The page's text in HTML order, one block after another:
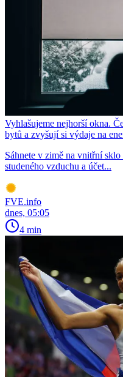
Vyhlašujeme nejhorší okna.
bytů a zvyšují si výdaje na
Sáhnete v zimě na vnitřní
studeného vzduchu a účet...
FVE.info
dnes, 05:05
4 min